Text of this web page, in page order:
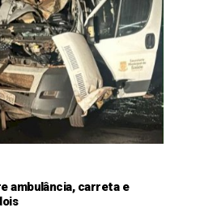
ambulância, carreta e